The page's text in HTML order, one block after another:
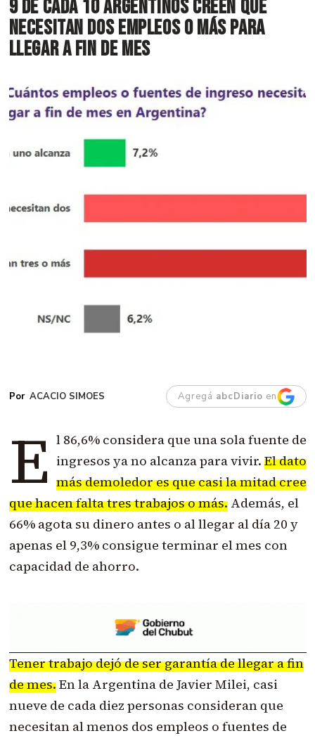
9 de cada 10 argentinos creen que
necesitan dos empleos o más para
llegar a fin de mes
ACACIO SIMOES Agregá abcDiario en
E l 86,6% considera que una sola fuente de
ingresos ya no alcanza para vivir. El dato
más demoledor es que casi la mitad cree
que hacen falta tres trabajos o más.Además, el
66% agota su dinero antes o al llegar al día 20 y
apenas el 9,3% consigue terminar el mes con
capacidad de ahorro.
Tener trabajo dejó de ser garantía de llegar a fin
de mes.En la Argentina de Javier Milei, casi
nueve de cada diez personas consideran que
necesitan al menos dos empleos o fuentes de